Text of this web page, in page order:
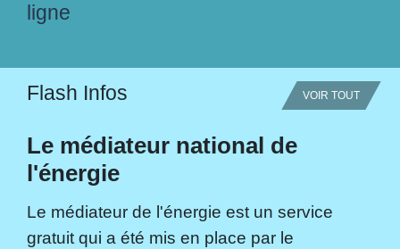
ligne
Flash Infos VOIR TOUT
Le médiateur national de
l'énergie
Le médiateur de l'énergie est un service
gratuit qui a été mis en place par le